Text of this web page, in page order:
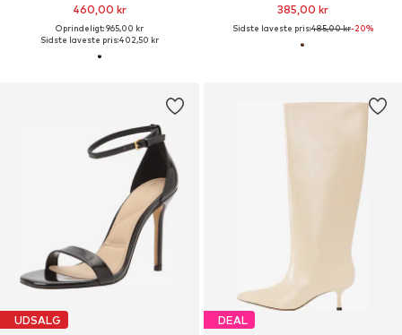
460,00 kr
Oprindeligt: 965,00 kr
Sidste laveste pris:402,50 kr
385,00 kr
Sidste laveste pris:485,00 kr-20%
UDSALG DEAL